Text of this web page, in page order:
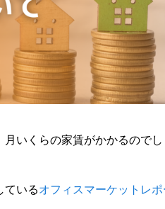
いくらの家賃がかかるのでし
ているオフィスマーケットレポ